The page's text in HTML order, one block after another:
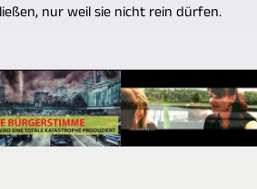
nur weil sie nicht rein dürfen.